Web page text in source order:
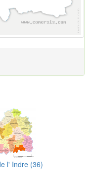
l' Indre (36)